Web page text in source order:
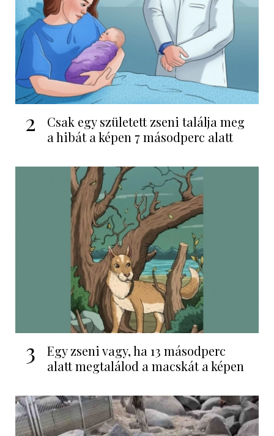
2
Csak egy született zseni találja meg
a hibát a képen 7 másodperc alatt
3
Egy zseni vagy, ha 13 másodperc
alatt megtalálod a macskát a képen